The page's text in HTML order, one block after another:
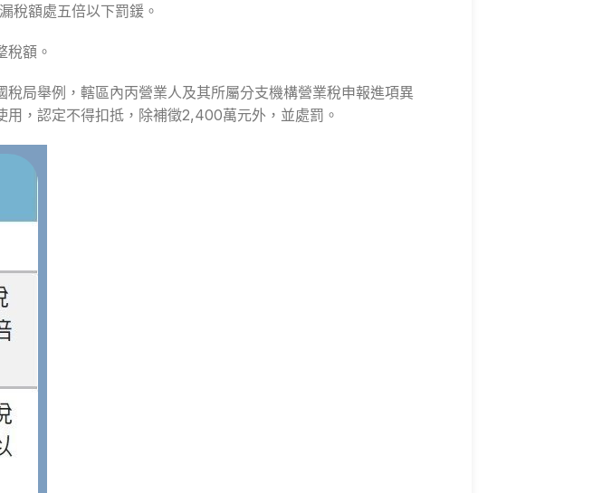
稅額處五倍以下罰鍰。
稅額。
局舉例，轄區內丙營業人及其所屬分支機構營業稅申報進項異
，認定不得扣抵，除補徵2,400萬元外，並處罰。